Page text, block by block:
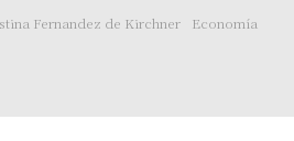
Fernandez de Kirchner
Economía